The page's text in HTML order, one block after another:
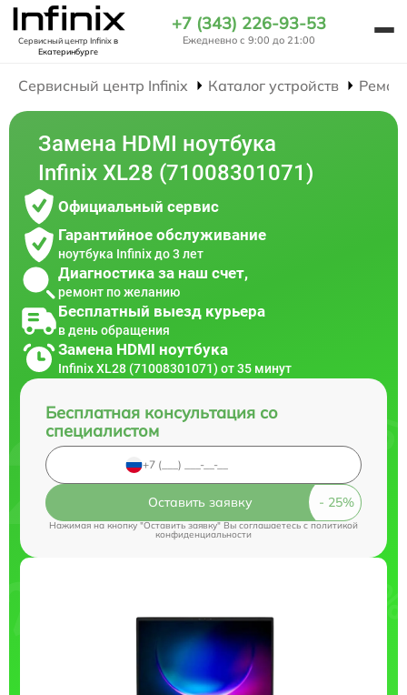
Сервисный центр Infinixв
Екатеринбурге
+7 (343) 226-93-53
Ежедневно с 9:00 до 21:00
Сервисный центр Infinix Каталог устройств
Замена HDMI ноутбука
Infinix XL28 (71008301071)
Официальный сервис
Гарантийное обслуживание
ноутбука Infinix до 3 лет
Диагностика за наш счет,
ремонт по желанию
Бесплатный выезд курьера
в день обращения
Замена HDMI ноутбука
Infinix XL28 (71008301071) от 35 минут
Бесплатная консультация со
специалистом
Оставить заявку
Нажимая на кнопку "Оставить заявку" Вы соглашаетесь cполитикой
конфиденциальности